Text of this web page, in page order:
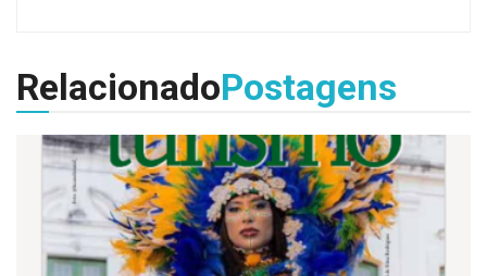
RelacionadoPostagens